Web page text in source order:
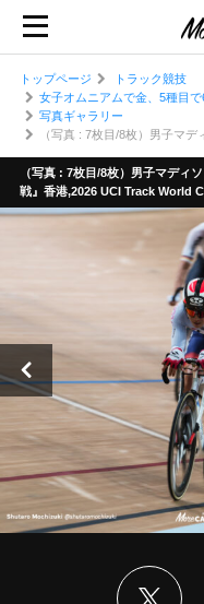
トップページ
トラック競技
女子オムニアムで金、5種目
写真ギャラリー
（写真 : 7枚目/8枚）男子マ
（写真 : 7枚目/8枚）男子マディ
戦』香港,2026 UCI Track World